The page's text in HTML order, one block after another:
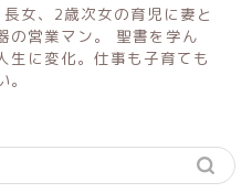
女、2歳次女の育児に妻と
の営業マン。 聖書を学ん
生に変化。仕事も子育ても